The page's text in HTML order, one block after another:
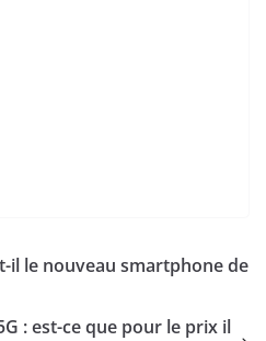
il le nouveau smartphone de
: est-ce que pour le prix il